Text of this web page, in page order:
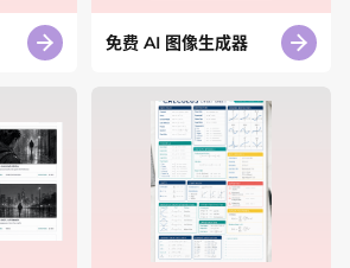
免费 AI 图像生成器